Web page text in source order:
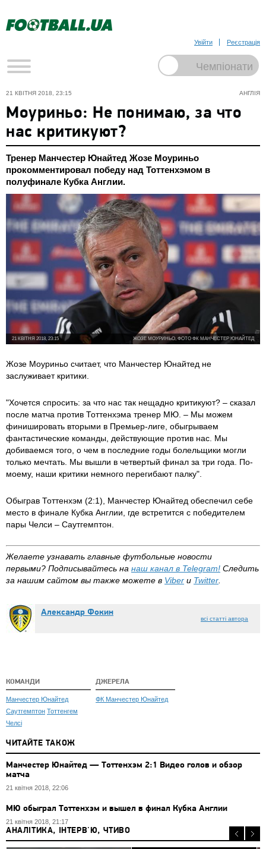
Увійти Реєстрація
АНГЛІЯ
21 КВІТНЯ 2018, 23:15
Моуриньо: Не понимаю, за что
нас критикуют?
Тренер Манчестер Юнайтед Жозе Моуриньо
прокомментировал победу над Тоттенхэмом в
полуфинале Кубка Англии.
ЖОЗЕ МОУРИНЬО, ФОТО ФК МАНЧЕСТЕР ЮНАЙТЕД
21 КВІТНЯ 2018, 23:15
Жозе Моуриньо считает, что Манчестер Юнайтед не
заслуживает критики.
"Хочется спросить: за что нас так нещадно критикуют? – сказал
после матча против Тоттенхэма тренер МЮ. – Мы можем
финишировать вторыми в Премьер-лиге, обыгрываем
фантастические команды, действующие против нас. Мы
добиваемся того, о чем в последние годы болельщики могли
только мечтать. Мы вышли в четвертый финал за три года. По-
моему, наши критики немного перегибают палку".
Обыграв Тоттенхэм (2:1), Манчестер Юнайтед обеспечил себе
место в финале Кубка Англии, где встретится с победителем
пары Челси – Саутгемптон.
Желаете узнавать главные футбольные новости
первыми? Подписывайтесь на наш канал в Telegram! Следить
за нашим сайтом вы также можете в Viber и Twitter.
Александр Фокин
всі статті автора
КОМАНДИ
Манчестер Юнайтед
Саутгемптон Тоттенгем
Челсі
ДЖЕРЕЛА
ФК Манчестер Юнайтед
ЧИТАЙТЕ ТАКОЖ
Манчестер Юнайтед — Тоттенхэм 2:1 Видео голов и обзор
матча
21 квітня 2018, 22:06
МЮ обыграл Тоттенхэм и вышел в финал Кубка Англии
21 квітня 2018, 21:17
АНАЛІТИКА, ІНТЕРВ'Ю, ЧТИВО